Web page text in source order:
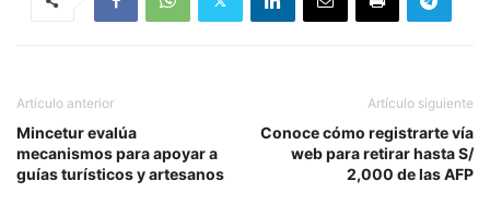
Artículo anterior
Mincetur evalúa
mecanismos para apoyar a
guías turísticos y artesanos
Artículo siguiente
Conoce cómo registrarte vía
web para retirar hasta S/
2,000 de las AFP